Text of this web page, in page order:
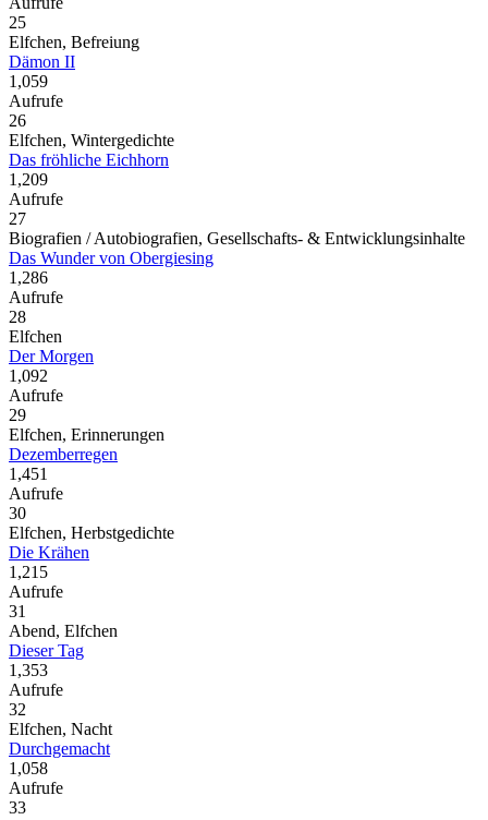
25
Elfchen, Befreiung
Dämon II
1,059
Aufrufe
26
Elfchen, Wintergedichte
Das fröhliche Eichhorn
1,209
Aufrufe
27
Biografien / Autobiografien, Gesellschafts- & Entwicklungsinhalte
Das Wunder von Obergiesing
1,286
Aufrufe
28
Elfchen
Der Morgen
1,092
Aufrufe
29
Elfchen, Erinnerungen
Dezemberregen
1,451
Aufrufe
30
Elfchen, Herbstgedichte
Die Krähen
1,215
Aufrufe
31
Abend, Elfchen
Dieser Tag
1,353
Aufrufe
32
Elfchen, Nacht
Durchgemacht
1,058
Aufrufe
33